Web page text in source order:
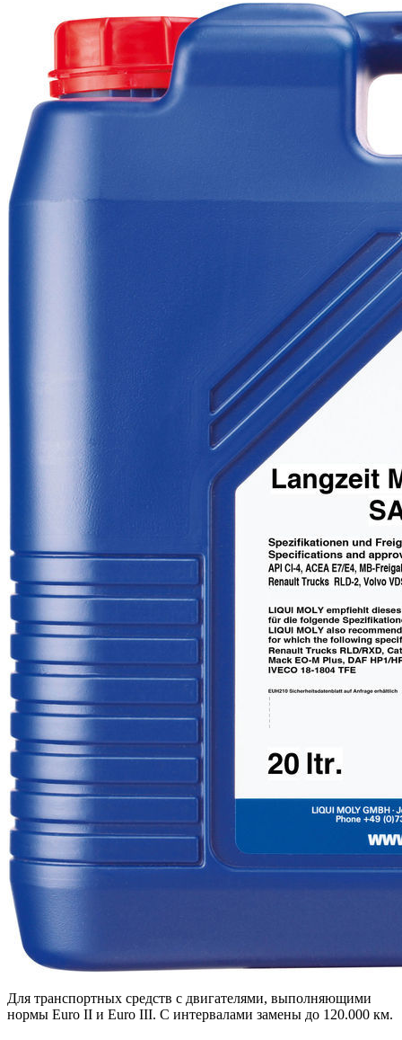
Для транспортных средств с двигателями, выполняющими
нормы Euro II и Euro III. С интервалами замены до 120.000 км.